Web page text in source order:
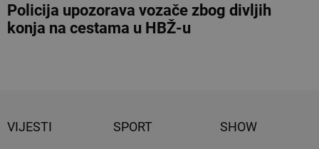
Policija upozorava vozače zbog divljih
konja na cestama u HBŽ-u
VIJESTI SPORT SHOW